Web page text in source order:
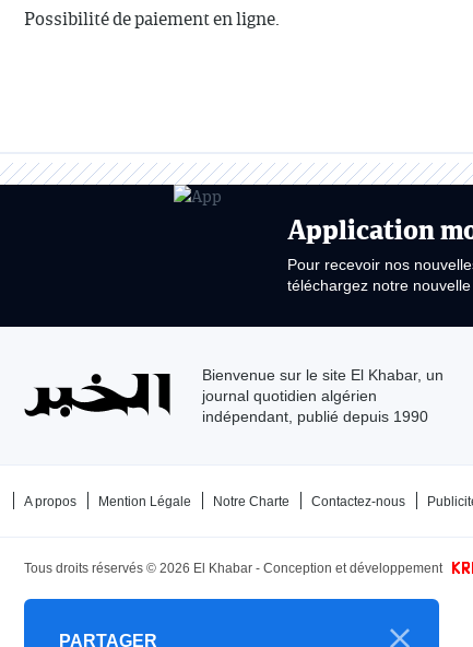
Possibilité de paiement en ligne.
Application
Pour recevoir nos
téléchargez notre
Bienvenue sur le site El Khabar, un
journal quotidien algérien
indépendant, publié depuis 1990
A propos Mention Légale Notre Charte Contactez-nous
Tous droits réservés © 2026 El Khabar - Conception et développement
PARTAGER